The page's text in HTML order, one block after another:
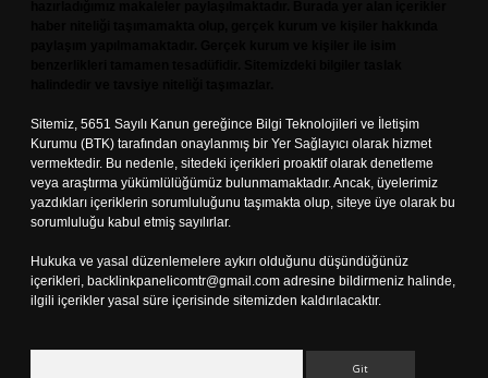
Sitemiz, 5651 Sayılı Kanun gereğince Bilgi Teknolojileri ve İletişim
Kurumu (BTK) tarafından onaylanmış bir Yer Sağlayıcı olarak hizmet
vermektedir. Bu nedenle, sitedeki içerikleri proaktif olarak denetleme
veya araştırma yükümlülüğümüz bulunmamaktadır. Ancak, üyelerimiz
yazdıkları içeriklerin sorumluluğunu taşımakta olup, siteye üye olarak bu
sorumluluğu kabul etmiş sayılırlar.
Hukuka ve yasal düzenlemelere aykırı olduğunu düşündüğünüz
içerikleri, backlinkpanelicomtr@gmail.com adresine bildirmeniz halinde,
ilgili içerikler yasal süre içerisinde sitemizden kaldırılacaktır.